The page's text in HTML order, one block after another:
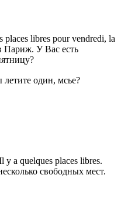
places libres pour vendredi, la
Париж. У Вас есть
один, мсье?
a quelques places libres.
свободных мест.